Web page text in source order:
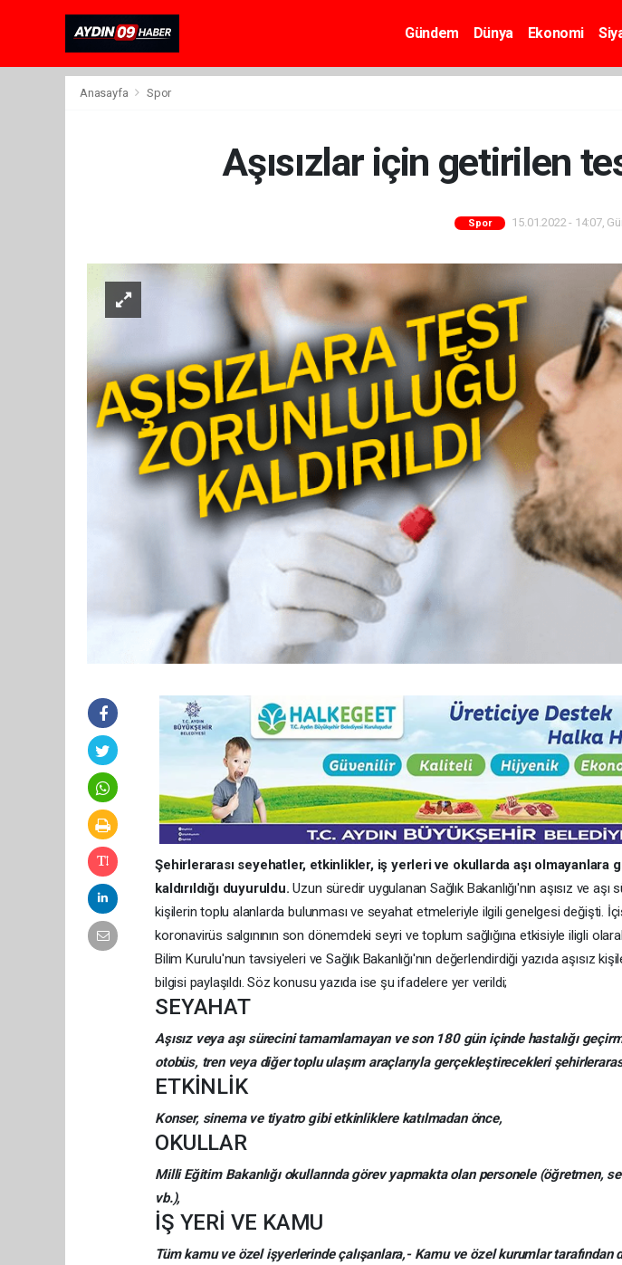
Gündem Dünya Ekonomi
Anasayfa Spor
Aşısızlar için getirilen
Spor 15.01.2022 - 14:07,
Şehirlerarası seyehatler, etkinlikler, iş yerleri ve okullarda aşı
kaldırıldığı duyuruldu. Uzun süredir uygulanan Sağlık Bakanlığı'nın aşısız ve
kişilerin toplu alanlarda bulunması ve seyahat etmeleriyle ilgili genelgesi değişti.
koronavirüs salgınının son dönemdeki seyri ve toplum sağlığına etkisiyle iligli
Bilim Kurulu'nun tavsiyeleri ve Sağlık Bakanlığı'nın değerlendirdiği yazıda aşısız
bilgisi paylaşıldı. Söz konusu yazıda ise şu ifadelere yer verildi;
SEYAHAT
Aşısız veya aşı sürecini tamamlamayan ve son 180 gün içinde hastalığı
otobüs, tren veya diğer toplu ulaşım araçlarıyla gerçekleştirecekleri
ETKİNLİK
Konser, sinema ve tiyatro gibi etkinliklere katılmadan önce,
OKULLAR
Milli Eğitim Bakanlığı okullarında görev yapmakta olan personele (öğretmen,
vb.),
İŞ YERİ VE KAMU
Tüm kamu ve özel işyerlerinde çalışanlara,- Kamu ve özel kurumlar tarafından